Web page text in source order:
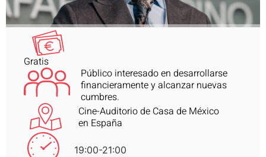
Gratis
Público interesado en desarrollarse
financieramente y alcanzar nuevas
cumbres.
Cine-Auditorio de Casa de México
en España
19:00-21:00